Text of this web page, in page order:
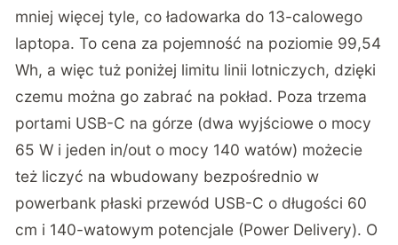
mniej więcej tyle, co ładowarka do 13-calowego
laptopa. To cena za pojemność na poziomie 99,54
Wh, a więc tuż poniżej limitu linii lotniczych, dzięki
czemu można go zabrać na pokład. Poza trzema
portami USB-C na górze (dwa wyjściowe o mocy
65 W i jeden in/out o mocy 140 watów) możecie
też liczyć na wbudowany bezpośrednio w
powerbank płaski przewód USB-C o długości 60
cm i 140-watowym potencjale (Power Delivery). O